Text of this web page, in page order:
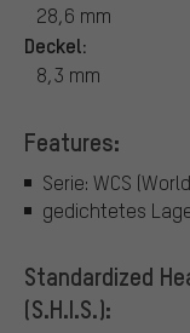
28,6 mm
Deckel:
8,3 mm
Features:
Serie: WCS
gedichtetes
Standardized
(S.H.I.S.):